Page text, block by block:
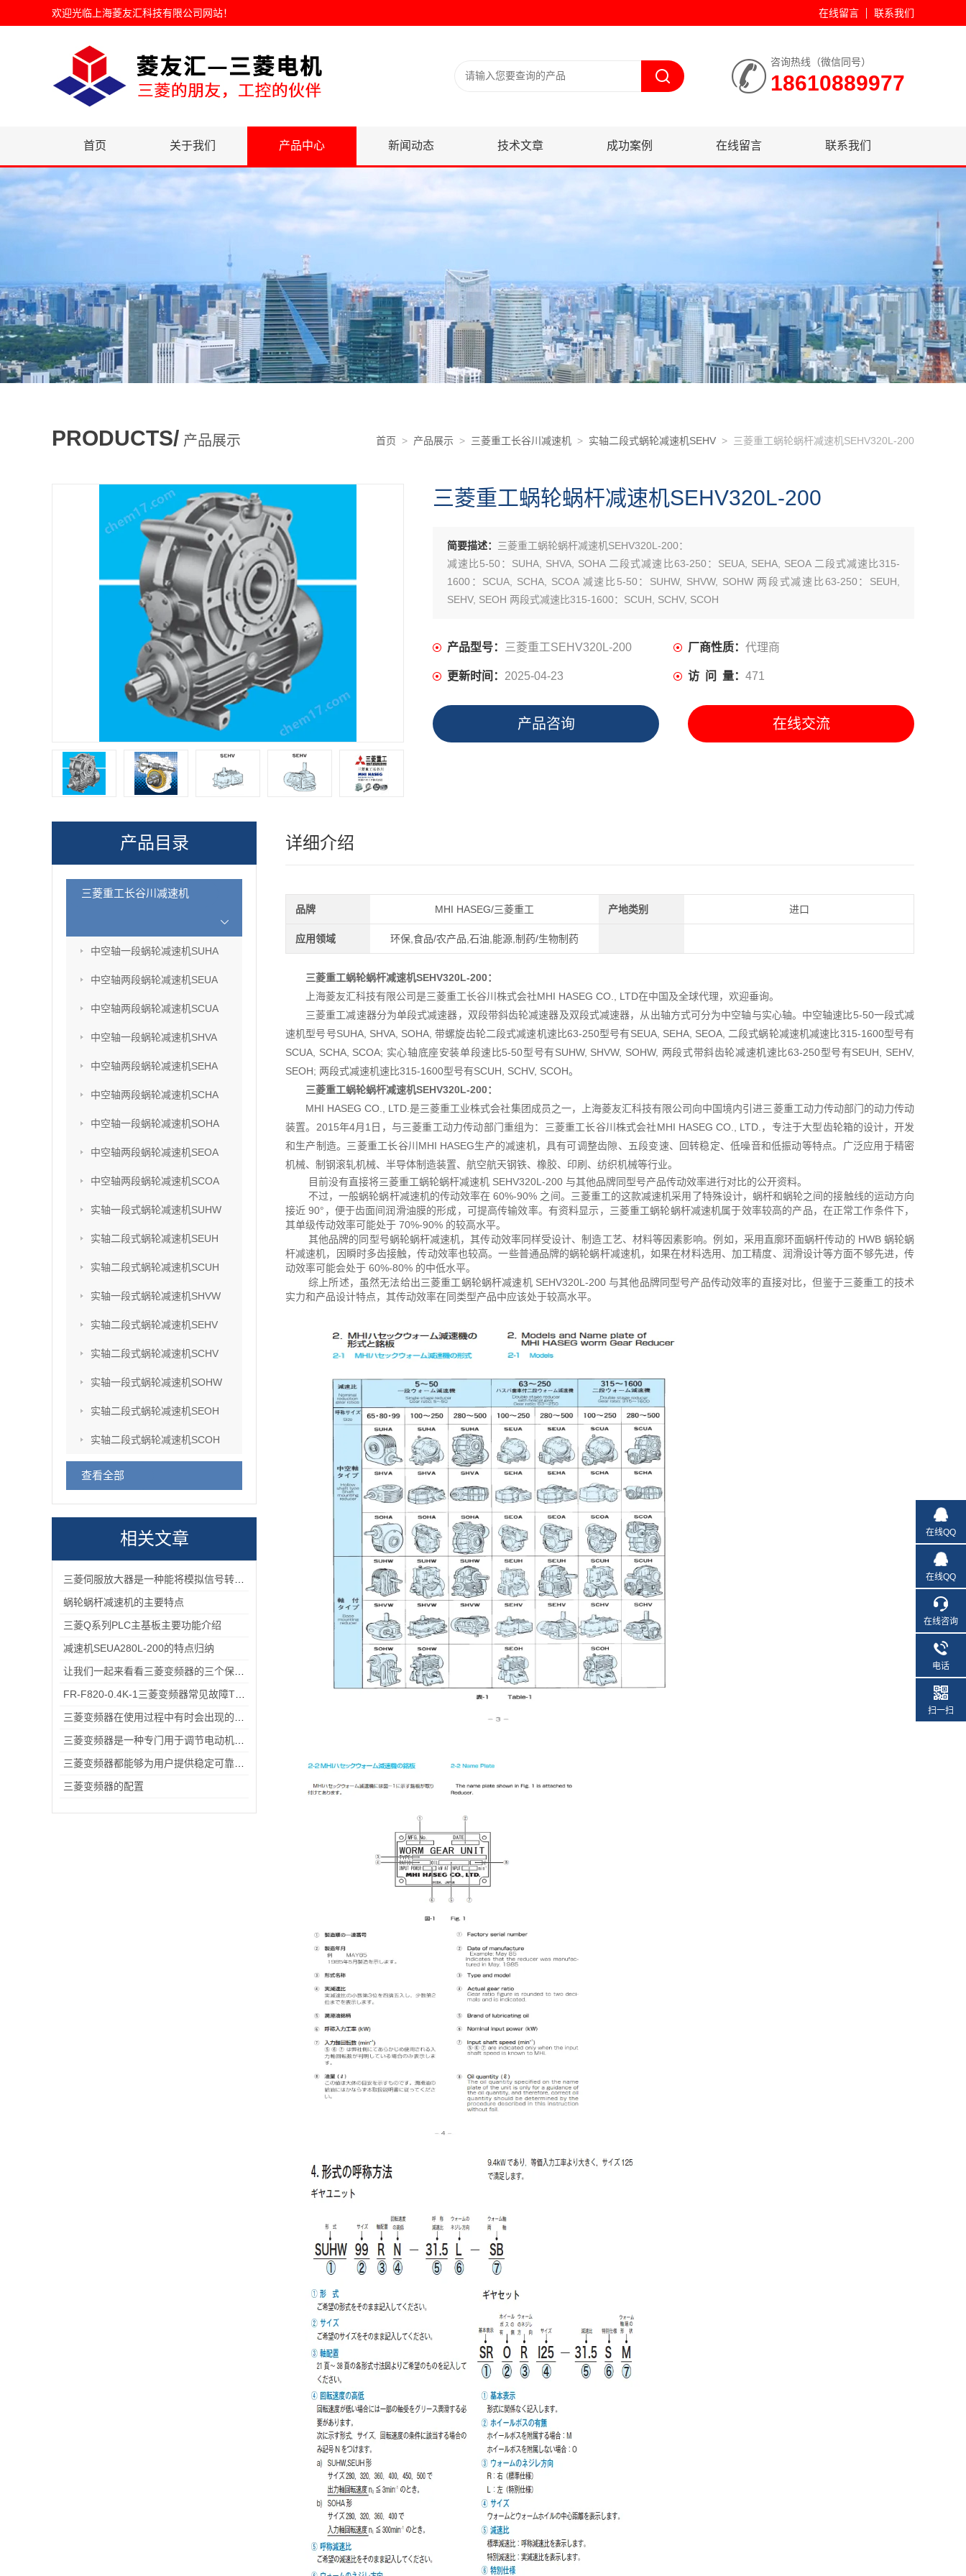
欢迎光临 上海菱友汇科技有限公司网站！ 在线留言 联系我们
咨询热线（微信同号）
18610889977
首页 关于我们 产品中心 新闻动态 技术文章 成功案例 在线留言 联系我们
PRODUCTS/ 产品展示 首页 > 产品展示 > 三菱重工长谷川减速机 > 实轴二段式蜗轮减速机SEHV > 三菱重工蜗轮蜗杆减速机SEHV320L-200
三菱重工蜗轮蜗杆减速机SEHV320L-200
简要描述： 三菱重工蜗轮蜗杆减速机SEHV320L-200：
减速比5-50：SUHA, SHVA, SOHA 二段式减速比63-250：SEUA, SEHA, SEOA 二段式减速比315-
1600：SCUA, SCHA, SCOA 减速比5-50：SUHW, SHVW, SOHW 两段式减速比63-250：SEUH,
SEHV, SEOH 两段式减速比315-1600：SCUH, SCHV, SCOH
产品型号： 三菱重工SEHV320L-200 厂商性质： 代理商
更新时间： 2025-04-23 访 问 量： 471
产品咨询 在线交流
产品目录
三菱重工长谷川减速机
中空轴一段蜗轮减速机SUHA
中空轴两段蜗轮减速机SEUA
中空轴两段蜗轮减速机SCUA
中空轴一段蜗轮减速机SHVA
中空轴两段蜗轮减速机SEHA
中空轴两段蜗轮减速机SCHA
中空轴一段蜗轮减速机SOHA
中空轴两段蜗轮减速机SEOA
中空轴两段蜗轮减速机SCOA
实轴一段式蜗轮减速机SUHW
实轴二段式蜗轮减速机SEUH
实轴二段式蜗轮减速机SCUH
实轴一段式蜗轮减速机SHVW
实轴二段式蜗轮减速机SEHV
实轴二段式蜗轮减速机SCHV
实轴一段式蜗轮减速机SOHW
实轴二段式蜗轮减速机SEOH
实轴二段式蜗轮减速机SCOH
查看全部
相关文章
蜗轮蜗杆减速机的主要特点
三菱Q系列PLC主基板主要功能介绍
减速机SEUA280L-200的特点归纳
三菱变频器的配置
详细介绍
品牌 MHI HASEG/三菱重工 产地类别 进口
应用领域 环保,食品/农产品,石油,能源,制药/生物制药
三菱重工蜗轮蜗杆减速机SEHV320L-200：
上海菱友汇科技有限公司是三菱重工长谷川株式会社MHI HASEG CO., LTD在中国及全球代理，欢迎垂询。
三菱重工减速器分为单段式减速器，双段带斜齿轮减速器及双段式减速器，从出轴方式可分为中空轴与实心轴。中空轴速比5-50一段式减
速机型号号SUHA, SHVA, SOHA, 带螺旋齿轮二段式减速机速比63-250型号有SEUA, SEHA, SEOA, 二段式蜗轮减速机减速比315-1600型号有
SCUA, SCHA, SCOA; 实心轴底座安装单段速比5-50型号有SUHW, SHVW, SOHW, 两段式带斜齿轮减速机速比63-250型号有SEUH, SEHV,
SEOH; 两段式减速机速比315-1600型号有SCUH, SCHV, SCOH。
三菱重工蜗轮蜗杆减速机SEHV320L-200：
MHI HASEG CO., LTD.是三菱重工业株式会社集团成员之一，上海菱友汇科技有限公司向中国境内引进三菱重工动力传动部门的动力传动
装置。2015年4月1日，与三菱重工动力传动部门重组为：三菱重工长谷川株式会社MHI HASEG CO., LTD.，专注于大型齿轮箱的设计，开发
和生产制造。三菱重工长谷川MHI HASEG生产的减速机，具有可调整齿隙、五段变速、回转稳定、低噪音和低振动等特点。广泛应用于精密
机械、制钢滚轧机械、半导体制造装置、航空航天钢铁、橡胶、印刷、纺织机械等行业。
目前没有直接将三菱重工蜗轮蜗杆减速机 SEHV320L-200 与其他品牌同型号产品传动效率进行对比的公开资料。
不过，一般蜗轮蜗杆减速机的传动效率在 60%-90% 之间。三菱重工的这款减速机采用了特殊设计，蜗杆和蜗轮之间的接触线的运动方向
接近 90°，便于齿面间润滑油膜的形成，可提高传输效率。有资料显示，三菱重工蜗轮蜗杆减速机属于效率较高的产品，在正常工作条件下，
其单级传动效率可能处于 70%-90% 的较高水平。
其他品牌的同型号蜗轮蜗杆减速机，其传动效率同样受设计、制造工艺、材料等因素影响。例如，采用直廓环面蜗杆传动的 HWB 蜗轮蜗
杆减速机，因瞬时多齿接触，传动效率也较高。一些普通品牌的蜗轮蜗杆减速机，如果在材料选用、加工精度、润滑设计等方面不够先进，传
动效率可能会处于 60%-80% 的中低水平。
综上所述，虽然无法给出三菱重工蜗轮蜗杆减速机 SEHV320L-200 与其他品牌同型号产品传动效率的直接对比，但鉴于三菱重工的技术
实力和产品设计特点，其传动效率在同类型产品中应该处于较高水平。
在线QQ
在线QQ
在线咨询
电话
扫一扫